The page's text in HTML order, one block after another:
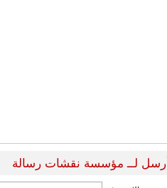
أرسل لــ مؤسسة نقشات رسالة